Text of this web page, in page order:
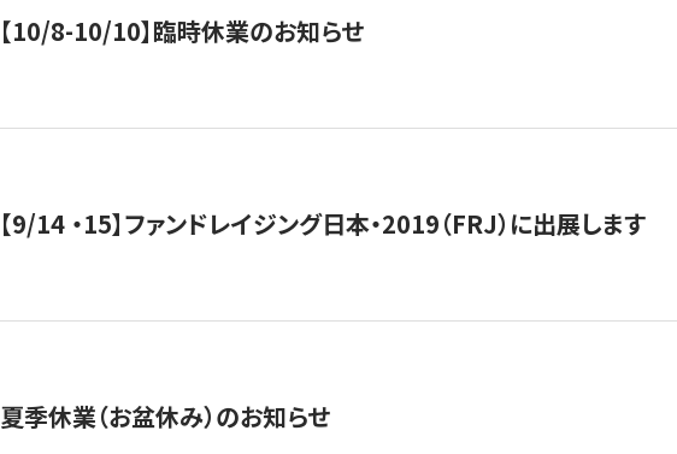
【10/8-10/10】臨時休業のお知らせ
【9/14 ・15】ファンドレイジング日本・2019（FRJ）に出展します
夏季休業（お盆休み）のお知らせ